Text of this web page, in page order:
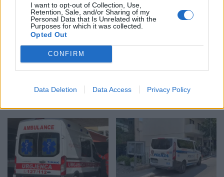
I want to opt-out of Collection, Use,
Retention, Sale, and/or Sharing of my
Personal Data that Is Unrelated with the
Purposes for which it was collected.
Opted Out
CONFIRM
Data Deletion Data Access Privacy Policy
Video/ Tragjedi në Ceuta, i
riu që po tentonte të
kalonte ilegalisht nga
në det dhe vdes
Përhapja e virusit të Nilit
Perëndimor ngre
shqetësime në Greqi